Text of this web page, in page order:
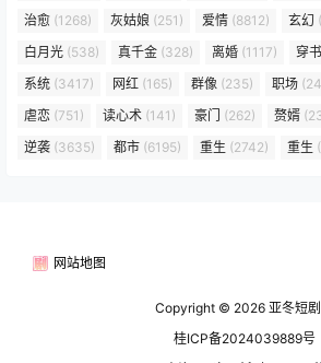
治愈 (1268) 灰姑娘 (251) 爱情 (8812) 玄幻
白月光 (538) 真千金 (328) 离婚 (1117) 穿书
系统 (3417) 网红 (165) 群像 (235) 职场
虐恋 (751) 读心术 (141) 豪门 (262) 赘婿
逆袭 (3635) 都市 (6195) 重生 (2742) 重生
网站地图
Copyright © 2026 亚冬短
桂ICP备2024039889号